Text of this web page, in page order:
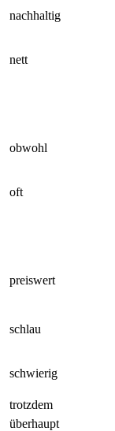
nachhaltig
nett
obwohl
oft
preiswert
schlau
schwierig
trotzdem
überhaupt